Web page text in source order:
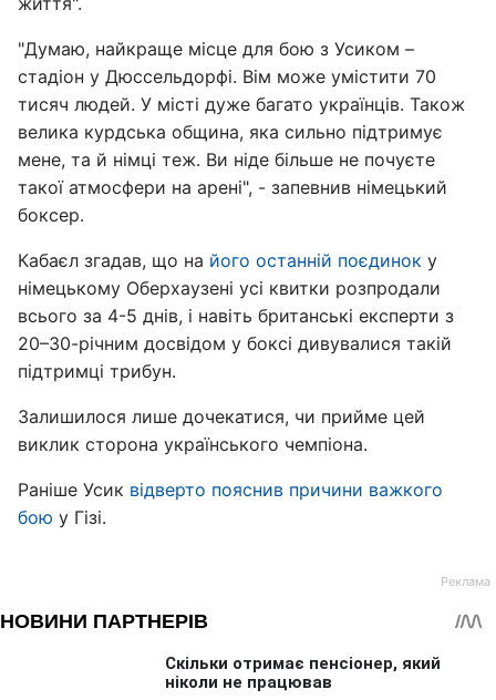
"Думаю, найкраще місце для бою з Усиком –
стадіон у Дюссельдорфі. Вім може умістити 70
тисяч людей. У місті дуже багато українців. Також
велика курдська община, яка сильно підтримує
мене, та й німці теж. Ви ніде більше не почуєте
такої атмосфери на арені", - запевнив німецький
боксер.
Кабаєл згадав, що на його останній поєдинок у
німецькому Оберхаузені усі квитки розпродали
всього за 4-5 днів, і навіть британські експерти з
20–30-річним досвідом у боксі дивувалися такій
підтримці трибун.
Залишилося лише дочекатися, чи прийме цей
виклик сторона українського чемпіона.
Раніше Усик відверто пояснив причини важкого
бою у Гізі.